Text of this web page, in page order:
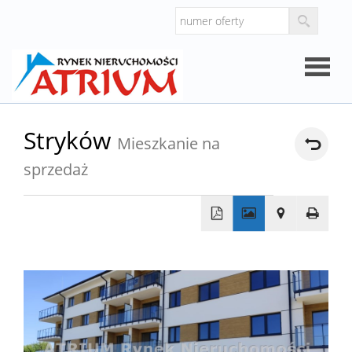
firmie
Domy
Stryków Mieszkanie na
sprzedaż
−